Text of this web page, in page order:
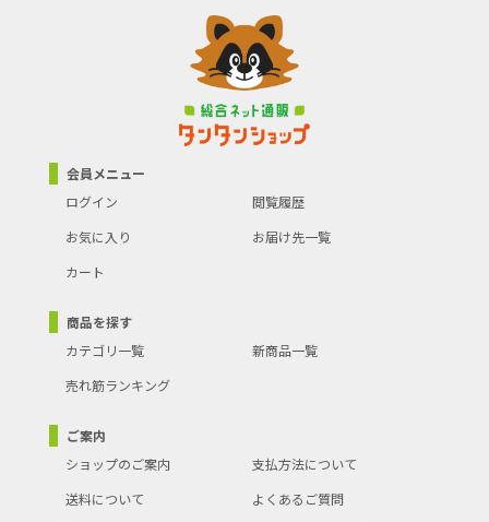
会員メニュー
ログイン
閲覧履歴
お気に入り
お届け先一覧
カート
商品を探す
カテゴリ一覧
新商品一覧
売れ筋ランキング
ご案内
ショップのご案内
支払方法について
送料について
よくあるご質問